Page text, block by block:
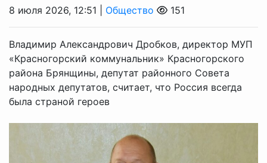
8 июля 2026, 12:51 | Общество 151
Владимир Александрович Дробков, директор МУП
«Красногорский коммунальник» Красногорского
района Брянщины, депутат районного Совета
народных депутатов, считает, что Россия всегда
была страной героев